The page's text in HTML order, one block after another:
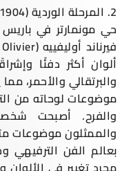
2. المرحلة الوردية (1904–1906):
حي مونمارتر في
ألوان أكثر دفئًا
والبرتقالي والأحمر،
موضوعات لوحاته من
والفرح. أصبحت
والممثلون موضوعات
بعالم الفن الترفيهي